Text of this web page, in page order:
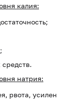
калия:
натрия:
рвота,